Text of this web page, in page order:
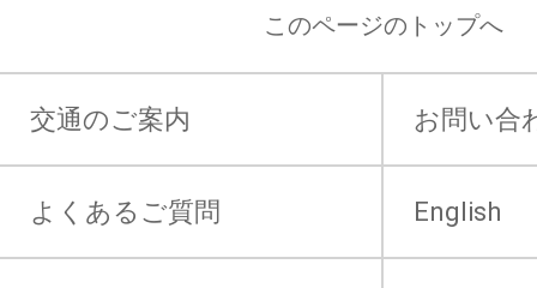
このページのトップへ
交通のご案内 お問い合
よくあるご質問 English